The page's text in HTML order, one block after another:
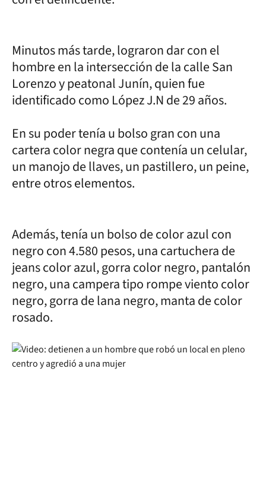
Minutos más tarde, lograron dar con el
hombre en la intersección de la calle San
Lorenzo y peatonal Junín, quien fue
identificado como López J.N de 29 años.
En su poder tenía u bolso gran con una
cartera color negra que contenía un celular,
un manojo de llaves, un pastillero, un peine,
entre otros elementos.
Además, tenía un bolso de color azul con
negro con 4.580 pesos, una cartuchera de
jeans color azul, gorra color negro, pantalón
negro, una campera tipo rompe viento color
negro, gorra de lana negro, manta de color
rosado.